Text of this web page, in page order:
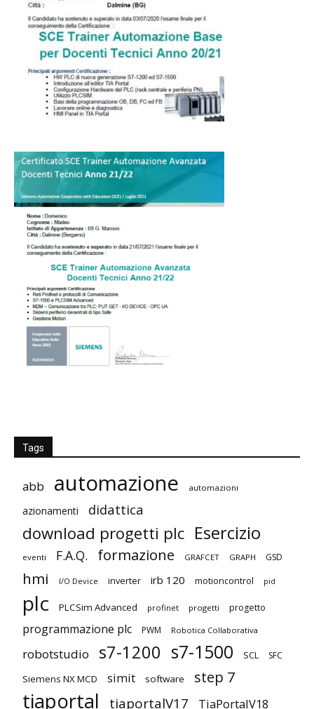
Tags
abb automazione automazioni
azionamenti didattica
download progetti plc Esercizio
eventi F.A.Q. formazione GRAFCET GRAPH GSD
hmi I/O Device inverter irb 120 motioncontrol pid
plc PLCSim Advanced profinet progetti progetto
programmazione plc PWM Robotica Collaborativa
robotstudio s7-1200 s7-1500 SCL SFC
Siemens NX MCD simit software step 7
tiaportal tiaportalV17 TiaPortalV18